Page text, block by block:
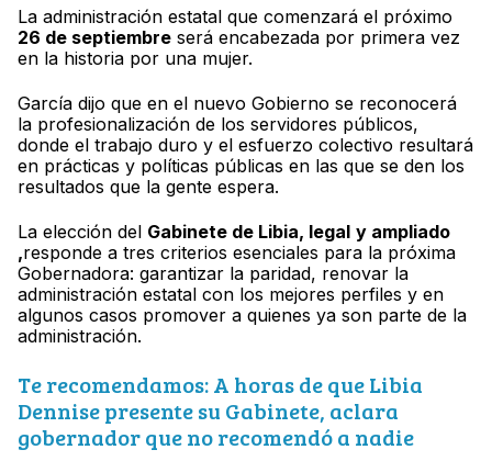
La administración estatal que comenzará el próximo
26 de septiembre será encabezada por primera vez
en la historia por una mujer.
García dijo que en el nuevo Gobierno se reconocerá
la profesionalización de los servidores públicos,
donde el trabajo duro y el esfuerzo colectivo resultará
en prácticas y políticas públicas en las que se den los
resultados que la gente espera.
La elección del Gabinete de Libia, legal y ampliado
,responde a tres criterios esenciales para la próxima
Gobernadora: garantizar la paridad, renovar la
administración estatal con los mejores perfiles y en
algunos casos promover a quienes ya son parte de la
administración.
Te recomendamos: A horas de que Libia
Dennise presente su Gabinete, aclara
gobernador que no recomendó a nadie